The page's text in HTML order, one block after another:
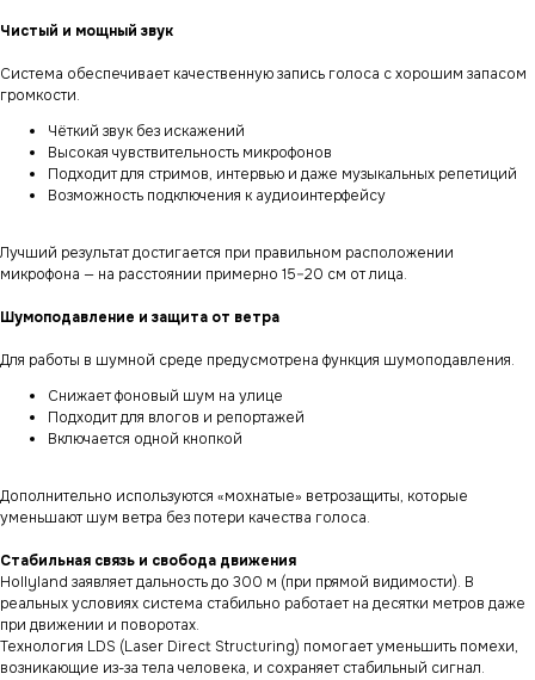
Чистый и мощный звук
Система обеспечивает качественную запись голоса с хорошим запасом
громкости.
Чёткий звук без искажений
Высокая чувствительность микрофонов
Подходит для стримов, интервью и даже музыкальных репетиций
Возможность подключения к аудиоинтерфейсу
Лучший результат достигается при правильном расположении
микрофона — на расстоянии примерно 15–20 см от лица.
Шумоподавление и защита от ветра
Для работы в шумной среде предусмотрена функция шумоподавления.
Снижает фоновый шум на улице
Подходит для влогов и репортажей
Включается одной кнопкой
Дополнительно используются «мохнатые» ветрозащиты, которые
уменьшают шум ветра без потери качества голоса.
Стабильная связь и свобода движения
Hollyland заявляет дальность до 300 м (при прямой видимости). В
реальных условиях система стабильно работает на десятки метров даже
при движении и поворотах.
Технология LDS (Laser Direct Structuring) помогает уменьшить помехи,
возникающие из-за тела человека, и сохраняет стабильный сигнал.